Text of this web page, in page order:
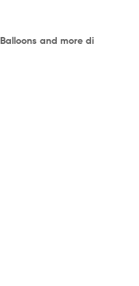
Balloons and more di